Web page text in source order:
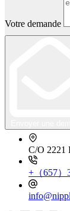
Votre demande
C/O 2221
+（657）